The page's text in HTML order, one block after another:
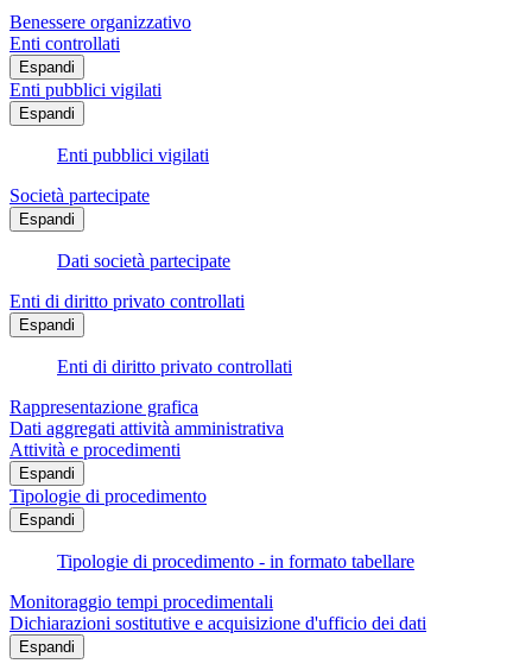
Benessere organizzativo
Enti controllati
Espandi
Enti pubblici vigilati
Espandi
Enti pubblici vigilati
Società partecipate
Espandi
Dati società partecipate
Enti di diritto privato controllati
Espandi
Enti di diritto privato controllati
Rappresentazione grafica
Dati aggregati attività amministrativa
Attività e procedimenti
Espandi
Tipologie di procedimento
Espandi
Tipologie di procedimento - in formato tabellare
Monitoraggio tempi procedimentali
Dichiarazioni sostitutive e acquisizione d'ufficio dei dati
Espandi